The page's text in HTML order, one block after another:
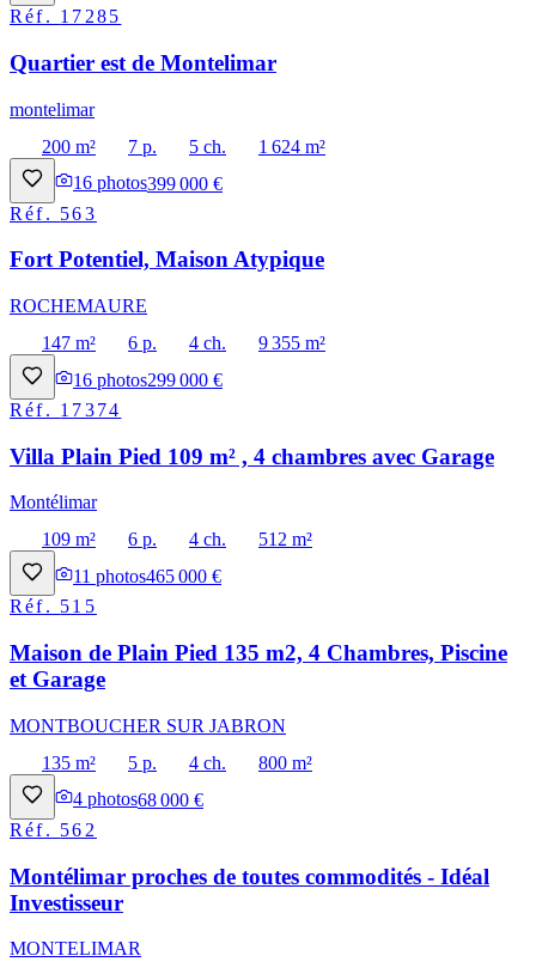
Réf. 17285
Quartier est de Montelimar
montelimar
200 m²
7 p. 5 ch.
1 624 m²
16 photos399 000 €
Réf. 563
Fort Potentiel, Maison Atypique
ROCHEMAURE
147 m²
6 p. 4 ch.
9 355 m²
16 photos299 000 €
Réf. 17374
Villa Plain Pied 109 m² , 4 chambres avec Garage
Montélimar
109 m²
6 p. 4 ch.
512 m²
11 photos465 000 €
Réf. 515
Maison de Plain Pied 135 m2, 4 Chambres, Piscine
et Garage
MONTBOUCHER SUR JABRON
135 m²
5 p. 4 ch.
800 m²
4 photos68 000 €
Réf. 562
Montélimar proches de toutes commodités - Idéal
Investisseur
MONTELIMAR